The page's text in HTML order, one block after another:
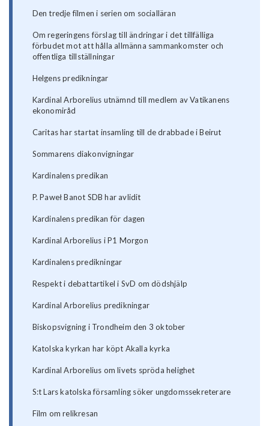
Den tredje filmen i serien om socialläran
Om regeringens förslag till ändringar i det tillfälliga
förbudet mot att hålla allmänna sammankomster och
offentliga tillställningar
Helgens predikningar
Kardinal Arborelius utnämnd till medlem av Vatikanens
ekonomiråd
Caritas har startat insamling till de drabbade i Beirut
Sommarens diakonvigningar
Kardinalens predikan
P. Paweł Banot SDB har avlidit
Kardinalens predikan för dagen
Kardinal Arborelius i P1 Morgon
Kardinalens predikningar
Respekt i debattartikel i SvD om dödshjälp
Kardinal Arborelius predikningar
Biskopsvigning i Trondheim den 3 oktober
Katolska kyrkan har köpt Akalla kyrka
Kardinal Arborelius om livets spröda helighet
S:t Lars katolska församling söker ungdomssekreterare
Film om relikresan